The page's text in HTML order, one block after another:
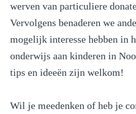
werven van particuliere
Vervolgens benaderen we
mogelijk interesse hebben in
onderwijs aan kinderen in
tips en ideeën zijn welkom!
Wil je meedenken of heb je